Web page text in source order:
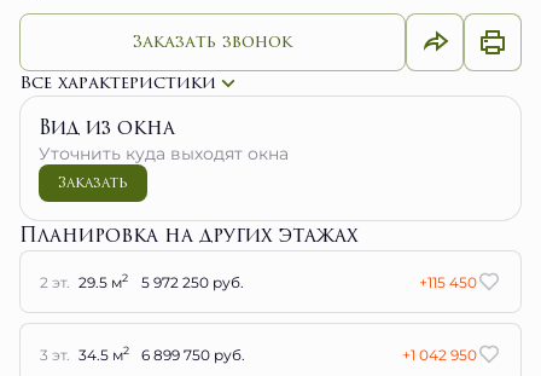
Заказать звонок
Все характеристики
Вид из окна
Уточнить куда выходят окна
Заказать
Планировка на других этажах
2 эт. 29.5 м2 5 972 250 руб. +115 450
3 эт. 34.5 м2 6 899 750 руб. +1 042 950